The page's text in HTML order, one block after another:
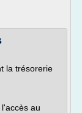
la trésorerie
au